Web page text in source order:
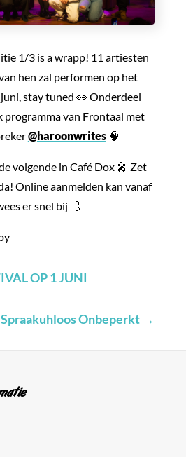
1/3 is a wrapp! 11 artiesten
hen zal performen op het
juni, stay tuned 👀 Onderdeel
programma van Frontaal met
@haroonwrites🧠
volgende in Café Dox 🎤 Zet
Online aanmelden kan vanaf
er snel bij 💨
OP 1 JUNI
Spraakuhloos Onbeperkt →